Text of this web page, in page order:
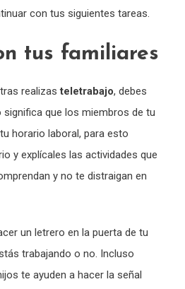
con tus siguientes tareas.
tus familiares
realizasteletrabajo, debes
que los miembros de tu
horario laboral, para esto
y explícales las actividades que
y no te distraigan en
un letrero en la puerta de tu
trabajando o no. Incluso
te ayuden a hacer la señal